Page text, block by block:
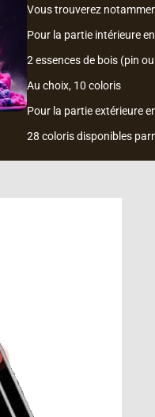
Vous trouverez
Pour la partie intérieure
2 essences de bois (pin
Au choix, 10 coloris
Pour la partie extérieure
28 coloris disponibles